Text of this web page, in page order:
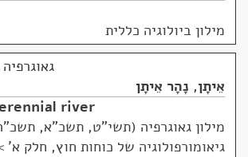
מילון ביולוגיה כללית
גאוגרפיה
אֵיתָן, נָהָר אֵיתָן
river
מילון גאוגרפיה (תשי"ט, תשכ"א, תשכ"ה,
גיאומורפולוגיה של כוחות חוץ, חלק א'